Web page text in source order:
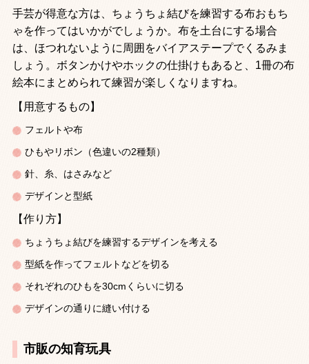
手芸が得意な方は、ちょうちょ結びを練習する布おもち
ゃを作ってはいかがでしょうか。布を土台にする場合
は、ほつれないように周囲をバイアステープでくるみま
しょう。ボタンかけやホックの仕掛けもあると、 1冊の布
絵本にまとめられて練習が楽しくなりますね。
【用意するもの】
フェルトや布
ひもやリボン（色違いの2種類）
針、糸、はさみなど
デザインと型紙
【作り方】
ちょうちょ結びを練習するデザインを考える
型紙を作ってフェルトなどを切る
それぞれのひもを30cm くらいに切る
デザインの通りに縫い付ける
市販の知育玩具